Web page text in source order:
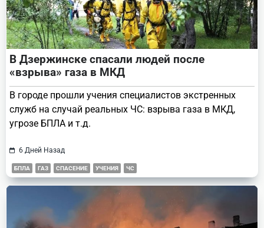
В Дзержинске спасали людей после
«взрыва» газа в МКД
В городе прошли учения специалистов экстренных
служб на случай реальных ЧС: взрыва газа в МКД,
угрозе БПЛА и т.д.
6 Дней Назад
БПЛА ГАЗ СПАСЕНИЕ УЧЕНИЯ ЧС